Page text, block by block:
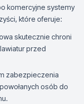
komercyjne systemy
które oferuje:
skutecznie chroni
przed
zabezpieczenia
osób do